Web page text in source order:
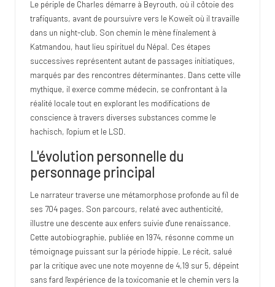
Le périple de Charles démarre à Beyrouth, où il côtoie des
trafiquants, avant de poursuivre vers le Koweït où il travaille
dans un night-club. Son chemin le mène finalement à
Katmandou, haut lieu spirituel du Népal. Ces étapes
successives représentent autant de passages initiatiques,
marqués par des rencontres déterminantes. Dans cette ville
mythique, il exerce comme médecin, se confrontant à la
réalité locale tout en explorant les modifications de
conscience à travers diverses substances comme le
hachisch, l'opium et le LSD.
L'évolution personnelle du
personnage principal
Le narrateur traverse une métamorphose profonde au fil de
ses 704 pages. Son parcours, relaté avec authenticité,
illustre une descente aux enfers suivie d'une renaissance.
Cette autobiographie, publiée en 1974, résonne comme un
témoignage puissant sur la période hippie. Le récit, salué
par la critique avec une note moyenne de 4,19 sur 5, dépeint
sans fard l'expérience de la toxicomanie et le chemin vers la